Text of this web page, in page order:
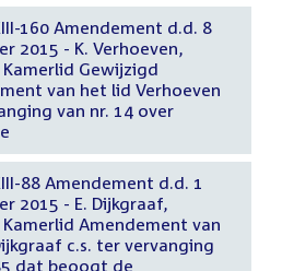
160 Amendement d.d. 8
2015 - K. Verhoeven,
Gewijzigd
van het lid Verhoeven
van nr. 14 over
88 Amendement d.d. 1
2015 - E. Dijkgraaf,
Amendement van
c.s. ter vervanging
dat beoogt de